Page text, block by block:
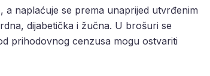
naplaćuje se prema unaprijed utvrđenim
dijabetička i žučna. U brošuri se
prihodovnog cenzusa mogu ostvariti